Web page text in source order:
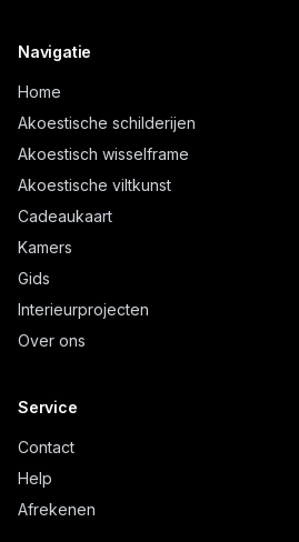
Navigatie
Home
Akoestische schilderijen
Akoestisch wisselframe
Akoestische viltkunst
Cadeaukaart
Kamers
Gids
Interieurprojecten
Over ons
Service
Contact
Help
Afrekenen